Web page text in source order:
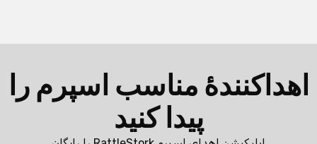
اهداکنندهٔ مناسب اسپرم را
پیدا کنید